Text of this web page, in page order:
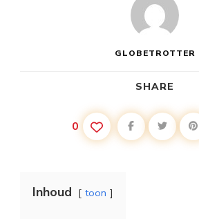
GLOBETROTTER
SHARE
0
Inhoud toon